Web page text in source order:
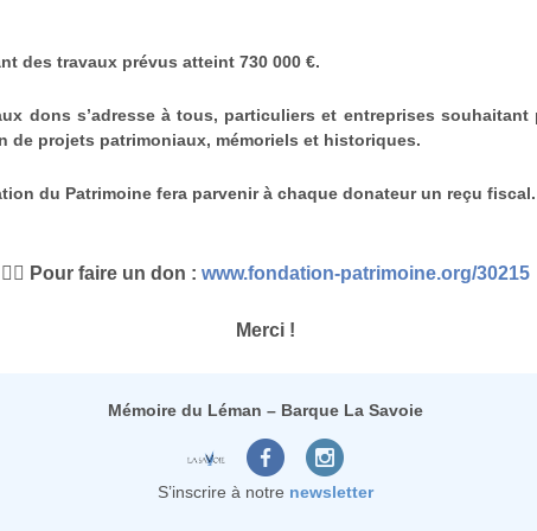
la Barque
FAQ ou à
Mémoire du
Calendrier
des travaux prévus atteint 730 000 €.
dons s’adresse à tous, particuliers et entreprises souhaitant
de projets patrimoniaux, mémoriels et historiques.
du Patrimoine fera parvenir à chaque donateur un reçu fiscal.
👉🏻 Pour faire un don : www.fondation-patrimoine.org/30215
Merci !
Mémoire du Léman – Barque La Savoie
S’inscrire à notre newsletter